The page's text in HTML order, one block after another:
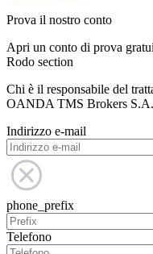
Prova il nostro conto
Apri un conto di prova
Rodo section
Chi è il responsabile del
OANDA TMS Brokers S.A.
Indirizzo e-mail
phone_prefix
Telefono